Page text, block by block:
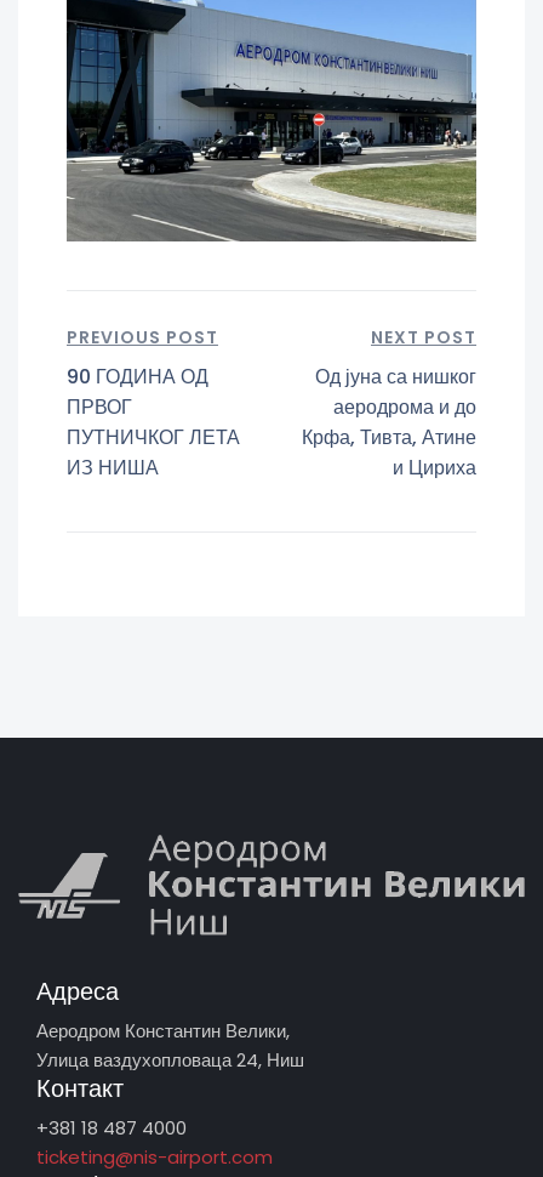
PREVIOUS POST
90 ГОДИНА ОД
ПРВОГ
ПУТНИЧКОГ ЛЕТА
ИЗ НИША
NEXT POST
Од јуна са нишког
аеродрома и до
Крфа, Тивта, Атине
и Цириха
Адреса
Аеродром Константин Велики,
Улица ваздухопловаца 24, Ниш
Контакт
+381 18 487 4000
ticketing@nis-airport.com